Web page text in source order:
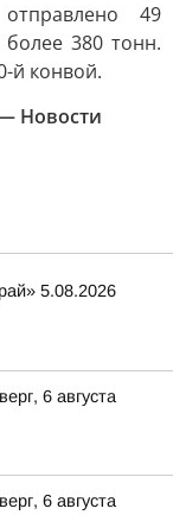
49
380 тонн.
й конвой.
Новости
5.08.2026
6 августа
6 августа